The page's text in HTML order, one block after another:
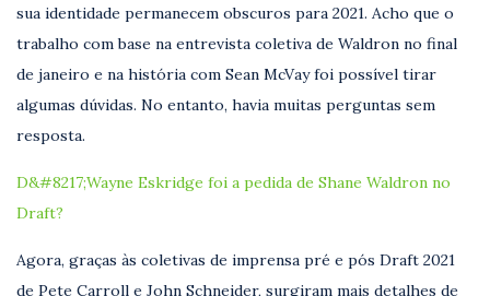
sua identidade permanecem obscuros para 2021. Acho que o
trabalho com base na entrevista coletiva de Waldron no final
de janeiro e na história com Sean McVay foi possível tirar
algumas dúvidas. No entanto, havia muitas perguntas sem
resposta.
D&#8217;Wayne Eskridge foi a pedida de Shane Waldron no
Draft?
Agora, graças às coletivas de imprensa pré e pós Draft 2021
de Pete Carroll e John Schneider, surgiram mais detalhes de